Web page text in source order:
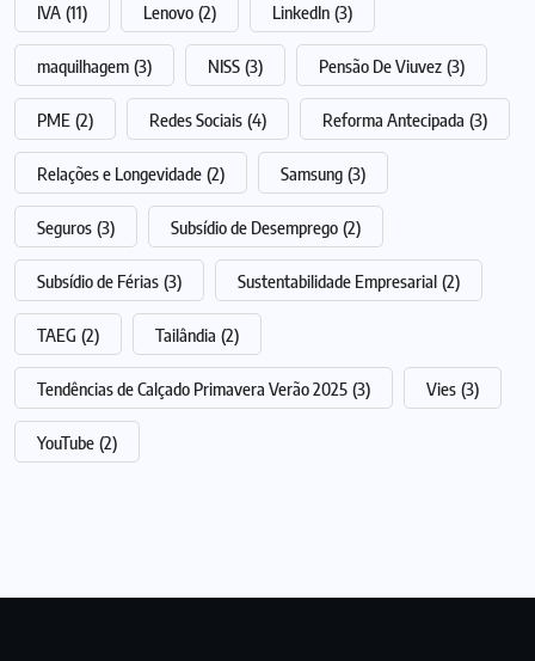
IVA (11) Lenovo (2) LinkedIn (3)
maquilhagem (3) NISS (3) Pensão De Viuvez (3)
PME (2) Redes Sociais (4) Reforma Antecipada (3)
Relações e Longevidade (2) Samsung (3)
Seguros (3) Subsídio de Desemprego (2)
Subsídio de Férias (3) Sustentabilidade Empresarial (2)
TAEG (2) Tailândia (2)
Tendências de Calçado Primavera Verão 2025 (3) Vies (3)
YouTube (2)